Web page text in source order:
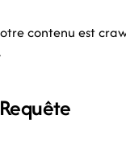
contenu est